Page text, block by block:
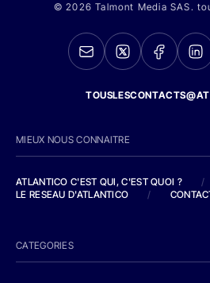
© 2026 Talmont Media SAS.
MIEUX NOUS CONNAITRE
ATLANTICO C'EST QUI, C'EST QUOI ?
/
LE RESEAU D'ATLANTICO
/
CATEGORIES